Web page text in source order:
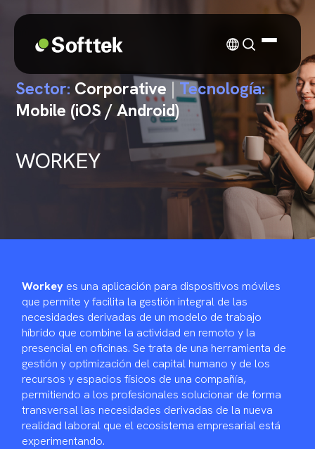
Sector: Corporative | Tecnología:
Mobile (iOS / Android)
WORKEY
Workey es una aplicación para dispositivos móviles
que permite y facilita la gestión integral de las
necesidades derivadas de un modelo de trabajo
híbrido que combine la actividad en remoto y la
presencial en oficinas. Se trata de una herramienta de
gestión y optimización del capital humano y de los
recursos y espacios físicos de una compañía,
permitiendo a los profesionales solucionar de forma
transversal las necesidades derivadas de la nueva
realidad laboral que el ecosistema empresarial está
experimentando.